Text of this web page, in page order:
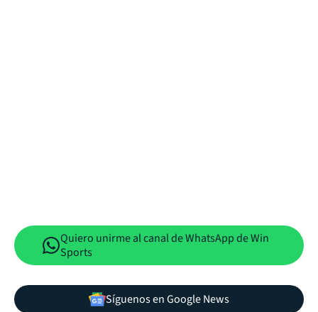
Quiero unirme al canal de WhatsApp de Win
Sports
Síguenos en Google News